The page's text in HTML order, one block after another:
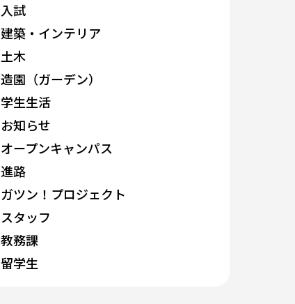
入試
建築・インテリア
土木
造園（ガーデン）
学生生活
お知らせ
オープンキャンパス
進路
ガツン！プロジェクト
スタッフ
教務課
留学生